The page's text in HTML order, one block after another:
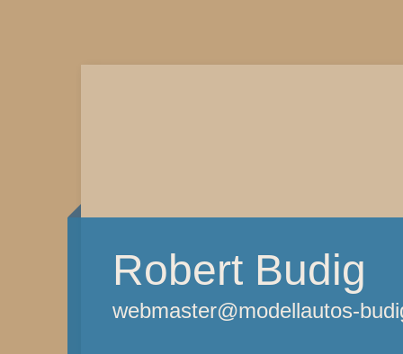
Robert Budig
webmaster@modellautos-